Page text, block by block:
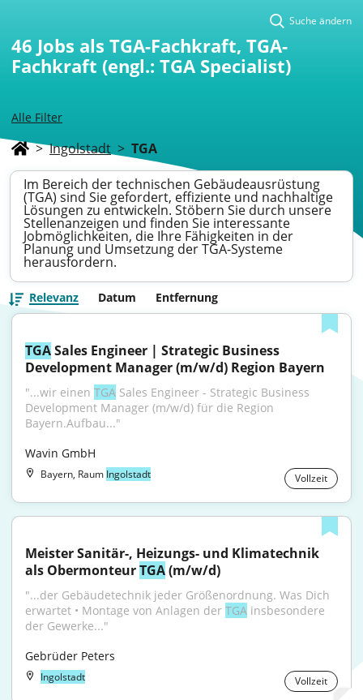
Alle Filter
Suche ändern
46 Jobs als TGA-Fachkraft, TGA-
Fachkraft (engl.: TGA Specialist)
> Ingolstadt > TGA
Im Bereich der technischen Gebäudeausrüstung
(TGA) sind Sie gefordert, effiziente und nachhaltige
Lösungen zu entwickeln. Stöbern Sie durch unsere
Stellenanzeigen und finden Sie interessante
Jobmöglichkeiten, die Ihre Fähigkeiten in der
Planung und Umsetzung der TGA-Systeme
herausfordern.
Relevanz Datum Entfernung
TGA Sales Engineer | Strategic Business
Development Manager (m/w/d) Region Bayern
"...wir einen TGA Sales Engineer - Strategic Business
Development Manager (m/w/d) für die Region
Bayern.Aufbau..."
Wavin GmbH
Bayern, Raum Ingolstadt Vollzeit
Meister Sanitär-, Heizungs- und Klimatechnik
als Obermonteur TGA (m/w/d)
"...der Gebäudetechnik jeder Größenordnung. Was Dich
erwartet • Montage von Anlagen der TGA insbesondere
der Gewerke..."
Gebrüder Peters
Ingolstadt Vollzeit